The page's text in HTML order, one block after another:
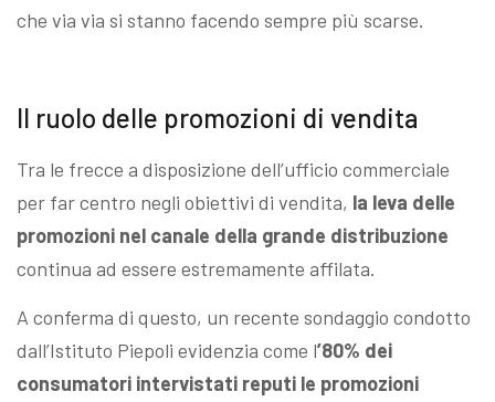
che via via si stanno facendo sempre più scarse.
Il ruolo delle promozioni di vendita
Tra le frecce a disposizione dell’ufficio commerciale
per far centro negli obiettivi di vendita, la leva delle
promozioni nel canale della grande distribuzione
continua ad essere estremamente affilata.
A conferma di questo, un recente sondaggio condotto
dall’Istituto Piepoli evidenzia come l’80% dei
consumatori intervistati reputi le promozioni